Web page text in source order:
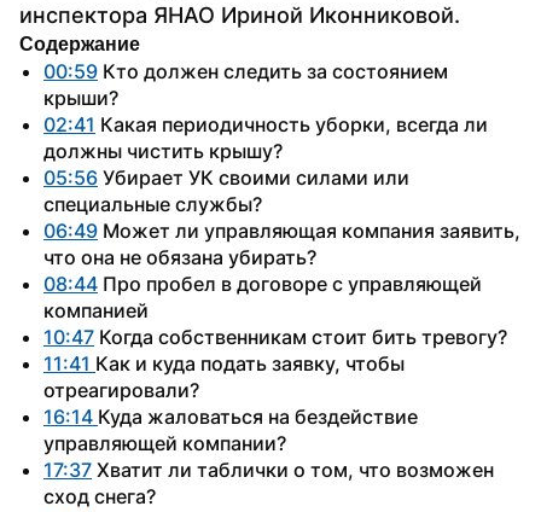
инспектора ЯНАО Ириной Иконниковой.
Содержание
00:59 Кто должен следить за состоянием
крыши?
02:41 Какая периодичность уборки, всегда ли
должны чистить крышу?
05:56 Убирает УК своими силами или
специальные службы?
06:49 Может ли управляющая компания заявить,
что она не обязана убирать?
08:44 Про пробел в договоре с управляющей
компанией
10:47 Когда собственникам стоит бить тревогу?
11:41 Как и куда подать заявку, чтобы
отреагировали?
16:14 Куда жаловаться на бездействие
управляющей компании?
17:37 Хватит ли таблички о том, что возможен
сход снега?